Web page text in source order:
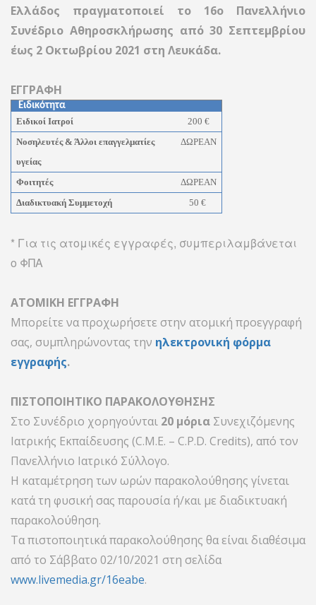
Ελλάδος πραγματοποιεί το 16ο Πανελλήνιο
Συνέδριο Αθηροσκλήρωσης από 30 Σεπτεμβρίου
έως 2 Οκτωβρίου 2021 στη Λευκάδα.
ΕΓΓΡΑΦΗ
Ειδικότητα
Ειδικοί Ιατροί
200 €
Νοσηλευτές & Άλλοι επαγγελματίες
υγείας
ΔΩΡΕΑΝ
Φοιτητές
ΔΩΡΕΑΝ
Διαδικτυακή Συμμετοχή
50 €
* Για τις ατομικές εγγραφές, συμπεριλαμβάνεται
ο ΦΠΑ
ΑΤΟΜΙΚΗ ΕΓΓΡΑΦΗ
Μπορείτε να προχωρήσετε στην ατομική προεγγραφή
σας, συμπληρώνοντας την ηλεκτρονική φόρμα
εγγραφής.
ΠΙΣΤΟΠΟΙΗΤΙΚΟ ΠΑΡΑΚΟΛΟΥΘΗΣΗΣ
Στο Συνέδριο χορηγούνται 20 μόρια Συνεχιζόμενης
Ιατρικής Εκπαίδευσης (C.M.E. – C.P.D. Credits), από τον
Πανελλήνιο Ιατρικό Σύλλογο.
Η καταμέτρηση των ωρών παρακολούθησης γίνεται
κατά τη φυσική σας παρουσία ή/και με διαδικτυακή
παρακολούθηση.
Τα πιστοποιητικά παρακολούθησης θα είναι διαθέσιμα
από τo Σάββατο 02/10/2021 στη σελίδα
www.livemedia.gr/16eabe.